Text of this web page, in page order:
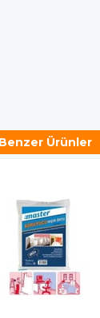
Benzer Ürünler